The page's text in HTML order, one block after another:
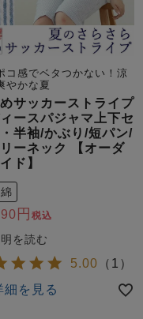
秋 冬
- New Arrival -
はこちら
ズ半袖 ワンピース
ズかぶ
り
ボーイズ長袖
ズ前開
き
り
コ感でベタつかない！涼
やかな夏
サッカーストライプ
ースパジャマ上下セ
半袖/かぶり/短パン/
ーネック 【オーダ
ド】
綿
税込
5.00 （ 1 ）
細を見る